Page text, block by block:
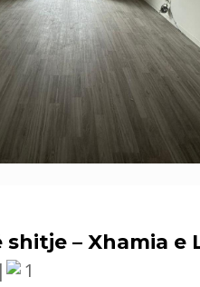
shitje – Xhamia e
1